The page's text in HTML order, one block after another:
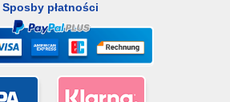
Sposby płatności